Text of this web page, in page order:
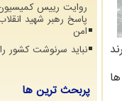
روایت رییس
پاسخ رهبر شهید
امن
نباید سرنوشت کشور
پربحث ترین ها